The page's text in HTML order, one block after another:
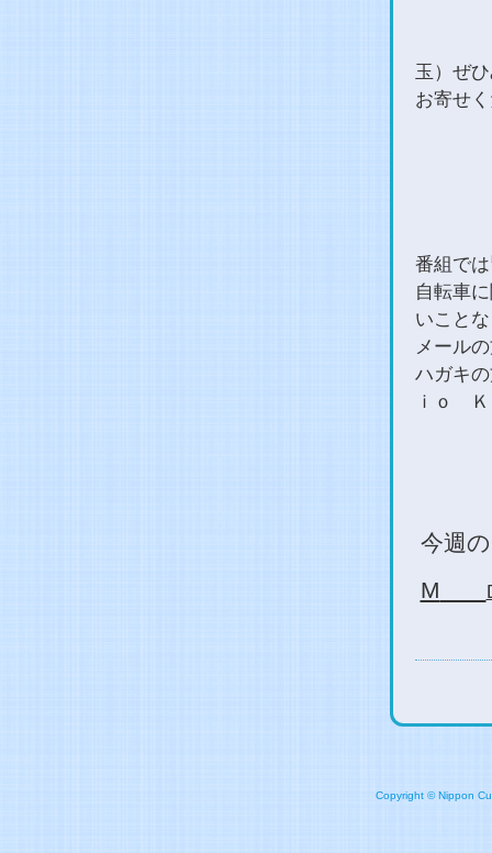
玉）ぜ
お寄せ
番組で
自転車
いこと
メール
ハガキ
ｉｏ Ｋ
今週の
M
Copyright © Nippon